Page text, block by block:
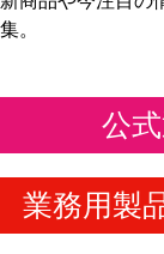
集。
公
業務用製